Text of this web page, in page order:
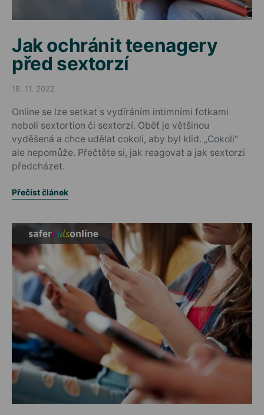
Jak ochránit teenagery
před sextorzí
Posted on
18. 11. 2022
Online se lze setkat s vydíráním intimními fotkami
neboli sextortion či sextorzí. Oběť je většinou
vyděšená a chce udělat cokoli, aby byl klid. „Cokoli“
ale nepomůže. Přečtěte si, jak reagovat a jak sextorzi
předcházet.
Přečíst článek